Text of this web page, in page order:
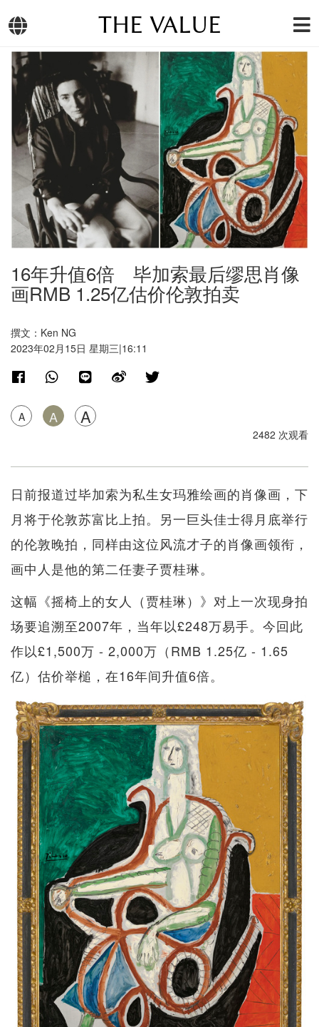
THE VALUE
16年升值6倍 毕加索最后缪思肖像
画RMB 1.25亿估价伦敦拍卖
撰文：Ken NG
2023年02月15日 星期三|16:11
A A A
2482 次观看
日前报道过毕加索为私生女玛雅绘画的肖像画，下
月将于伦敦苏富比上拍。另一巨头佳士得月底举行
的伦敦晚拍，同样由这位风流才子的肖像画领衔，
画中人是他的第二任妻子贾桂琳。
这幅《摇椅上的女人（贾桂琳）》对上一次现身拍
场要追溯至2007年，当年以£248万易手。今回此
作以£1,500万 - 2,000万（RMB 1.25亿 - 1.65
亿）估价举槌，在16年间升值6倍。